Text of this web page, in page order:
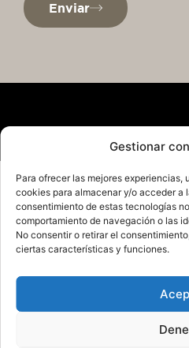
Gestionar
Para ofrecer las mejores
cookies para almacenar y/o acceder a
consentimiento de estas tecnologías
comportamiento de navegación o las
No consentir o retirar el
ciertas características y funciones.
Enviar
Política de
Política de
Condiciones de uso y
© 2025. Todos los